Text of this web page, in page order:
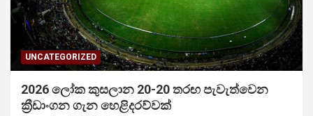
UNCATEGORIZED
2026 ලෝක කුසලාන 20-20 තරඟ පැවැත්වෙන
ක්‍රීඩාංගන ගැන හෙළිදරව්වක්